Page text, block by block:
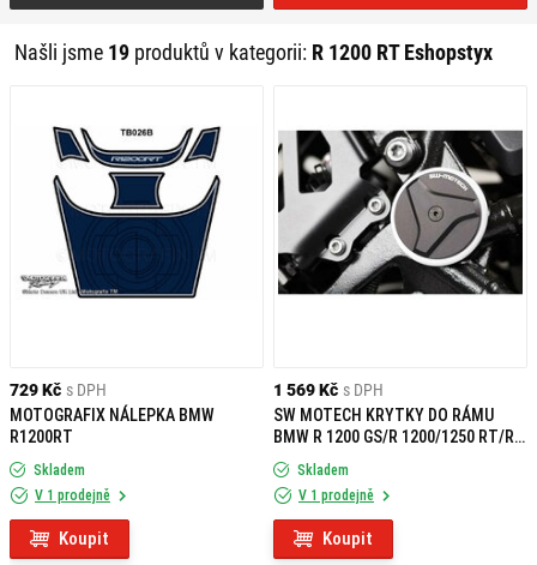
Našli jsme 19 produktů v kategorii: R 1200 RT Eshopstyx
729 Kč s DPH
MOTOGRAFIX NÁLEPKA BMW
R1200RT
Skladem
V 1 prodejně
Koupit
1 569 Kč s DPH
SW MOTECH KRYTKY DO RÁMU
BMW R 1200 GS/R 1200/1250 RT/R
1250 GS
Skladem
V 1 prodejně
Koupit